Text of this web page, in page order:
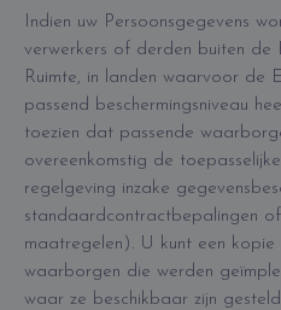
Indien uw Persoonsgegevens
verwerkers of derden buiten de
Ruimte, in landen waarvoor de
passend beschermingsniveau
toezien dat passende
overeenkomstig de
regelgeving inzake
standaardcontractbepalingen
maatregelen). U kunt een
waarborgen die werden
waar ze beschikbaar zijn